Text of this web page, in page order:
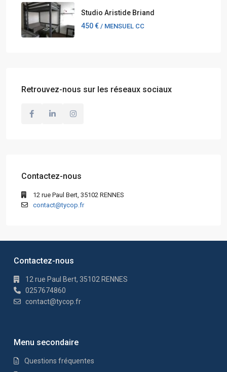
Studio Aristide Briand
450 € / MENSUEL CC
Retrouvez-nous sur les réseaux sociaux
Contactez-nous
12 rue Paul Bert, 35102 RENNES
contact@tycop.fr
Contactez-nous
12 rue Paul Bert, 35102 RENNES
0257674860
contact@tycop.fr
Menu secondaire
Questions fréquentes